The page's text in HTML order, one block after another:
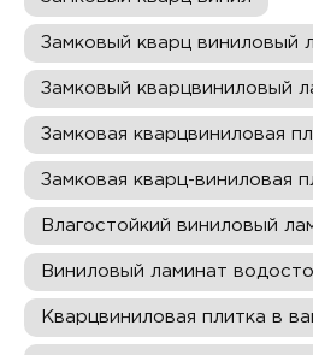
Замковый кварц виниловый
Замковый кварцвиниловый
Замковая кварцвиниловая
Замковая кварц-виниловая
Влагостойкий виниловый
Виниловый ламинат
Кварцвиниловая плитка в